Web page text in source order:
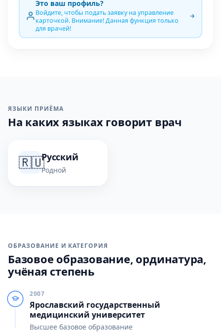
Это ваш профиль?
Войдите, чтобы подать заявку на управление
карточкой. Внимание! Данная функция только
для врачей!
ЯЗЫКИ ПРИЁМА
На каких языках говорит врач
🇷🇺Русский
Родной
ОБРАЗОВАНИЕ И КАТЕГОРИЯ
Базовое образование, ординатура,
учёная степень
2007
Ярославский государственный
медицинский университет
Высшее базовое образование